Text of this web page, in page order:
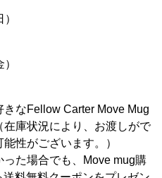
なFellow Carter Move Mug
庫状況により、お渡しがで
性がございます。）
た場合でも、Move mug購